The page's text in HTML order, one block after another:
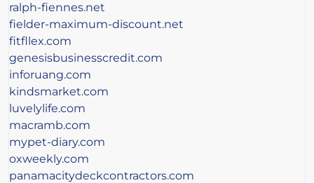
ralph-fiennes.net
fielder-maximum-discount.net
fitfllex.com
genesisbusinesscredit.com
inforuang.com
kindsmarket.com
luvelylife.com
macramb.com
mypet-diary.com
oxweekly.com
panamacitydeckcontractors.com